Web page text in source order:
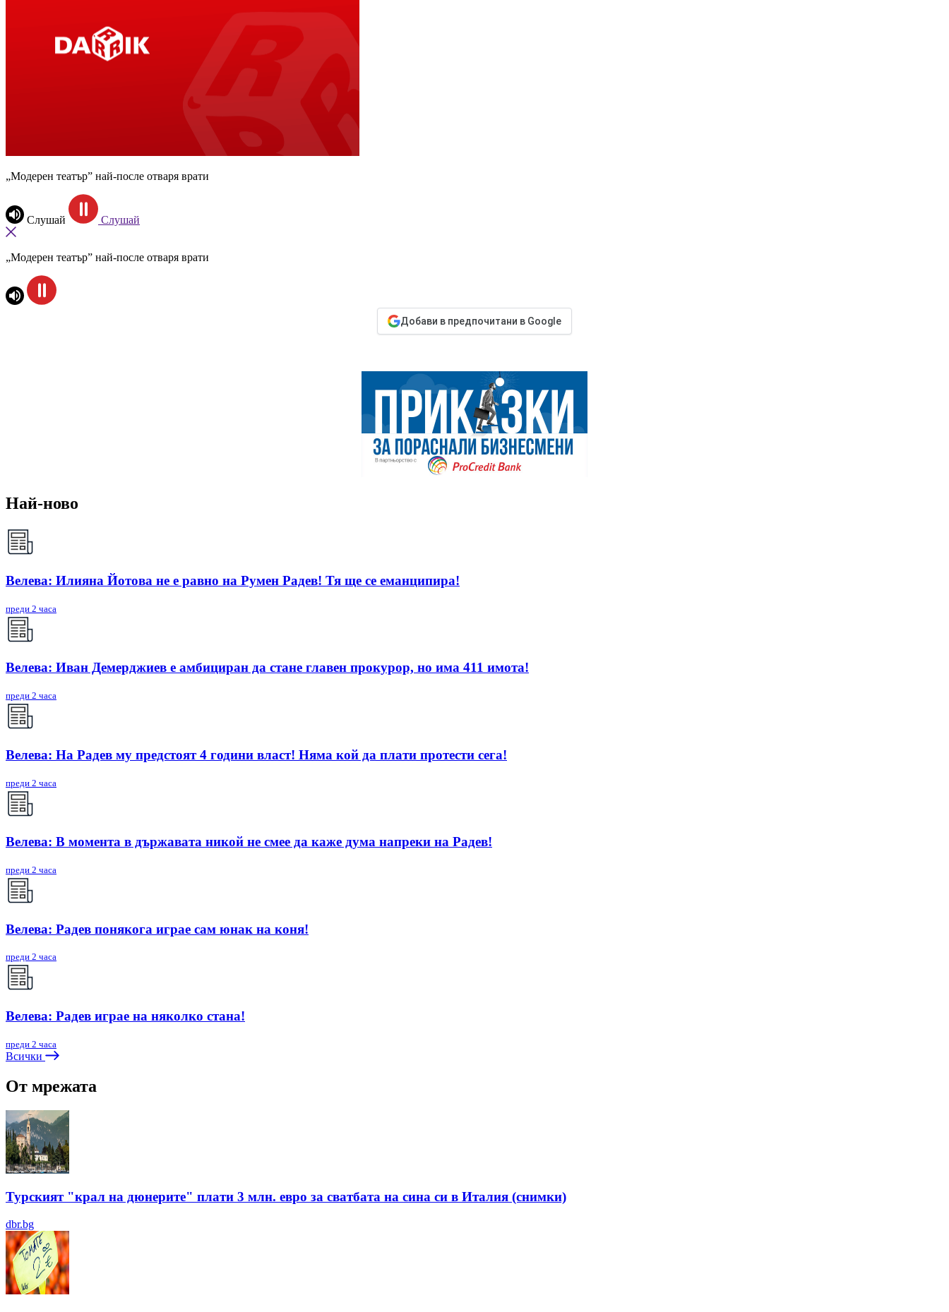
„Модерен театър” най-после отваря врати
Слушай Слушай
„Модерен театър” най-после отваря врати
Добави в предпочитани в Google
Най-ново
Велева: Илияна Йотова не е равно на Румен Радев! Тя ще се еманципира!
преди 2 часа
Велева: Иван Демерджиев е амбициран да стане главен прокурор, но има 411 имота!
преди 2 часа
Велева: На Радев му предстоят 4 години власт! Няма кой да плати протести сега!
преди 2 часа
Велева: В момента в държавата никой не смее да каже дума напреки на Радев!
преди 2 часа
Велева: Радев понякога играе сам юнак на коня!
преди 2 часа
Велева: Радев играе на няколко стана!
преди 2 часа
Всички
От мрежата
Турският "крал на дюнерите" плати 3 млн. евро за сватбата на сина си в Италия (снимки)
dbr.bg